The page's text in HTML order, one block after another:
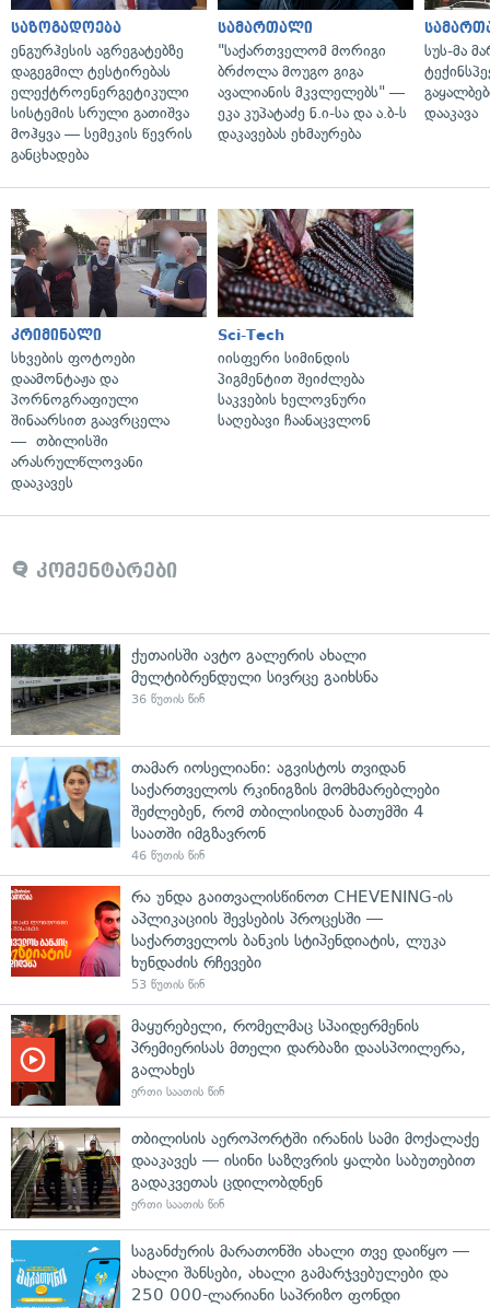
საზოგადოება
ენგურჰესის აგრეგატებზე
დაგეგმილ ტესტირებას
ელექტროენერგეტიკული
სისტემის სრული გათიშვა
მოჰყვა — სემეკის წევრის
განცხადება
სამართალი
"საქართველომ მორიგი
ბრძოლა მოუგო გიგა
ავალიანის მკვლელებს" —
ეკა კუპატაძე ნ.ი-სა და ა.ბ-ს
დაკავებას ეხმაურება
სუს-მა
დააკავა
კრიმინალი
სხვების ფოტოები
დაამონტაჟა და
პორნოგრაფიული
შინაარსით გაავრცელა
— თბილისში
არასრულწლოვანი
დააკავეს
Sci-Tech
იისფერი სიმინდის
პიგმენტით შეიძლება
საკვების ხელოვნური
საღებავი ჩაანაცვლონ
კომენტარები
ქუთაისში ავტო გალერის ახალი
მულტიბრენდული სივრცე გაიხსნა
36 წუთის წინ
თამარ იოსელიანი: აგვისტოს თვიდან
საქართველოს რკინიგზის მომხმარებლები
შეძლებენ, რომ თბილისიდან ბათუმში 4
საათში იმგზავრონ
46 წუთის წინ
რა უნდა გაითვალისწინოთ CHEVENING-ის
აპლიკაციის შევსების პროცესში —
საქართველოს ბანკის სტიპენდიატის, ლუკა
ხუნდაძის რჩევები
53 წუთის წინ
მაყურებელი, რომელმაც სპაიდერმენის
პრემიერისას მთელი დარბაზი დაასპოილერა,
გალახეს
ერთი საათის წინ
თბილისის აეროპორტში ირანის სამი მოქალაქე
დააკავეს — ისინი საზღვრის ყალბი საბუთებით
გადაკვეთას ცდილობდნენ
ერთი საათის წინ
საგანძურის მარათონში ახალი თვე დაიწყო —
ახალი შანსები, ახალი გამარჯვებულები და
250 000-ლარიანი საპრიზო ფონდი